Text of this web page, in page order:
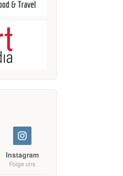
Instagram
Folge uns